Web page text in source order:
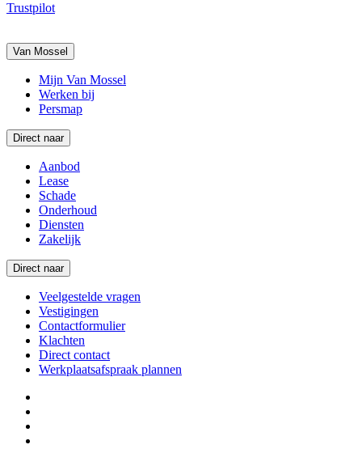
Trustpilot
Van Mossel
Mijn Van Mossel
Werken bij
Persmap
Direct naar
Aanbod
Lease
Schade
Onderhoud
Diensten
Zakelijk
Direct naar
Veelgestelde vragen
Vestigingen
Contactformulier
Klachten
Direct contact
Werkplaatsafspraak plannen